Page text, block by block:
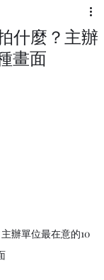
什麼？主辦
畫面
辦單位最在意的10